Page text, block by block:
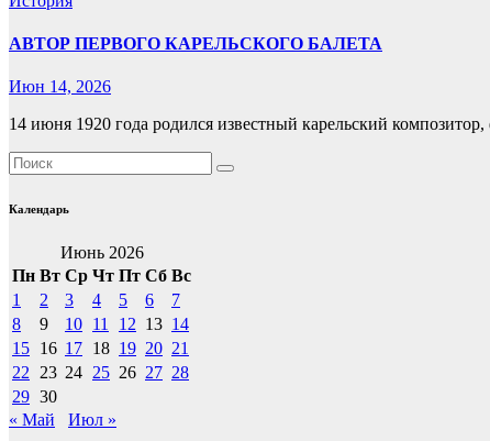
АВТОР ПЕРВОГО КАРЕЛЬСКОГО БАЛЕТА
Июн 14, 2026
14 июня 1920 года родился известный карельский
Календарь
Июнь 2026
Пн Вт Ср Чт Пт Сб Вс
1
2 3 4 5 6
7
8
9 10 11 12 13 14
15 16 17 18 19 20 21
22
23 24 25 26 27 28
29 30
« Май
Июл »